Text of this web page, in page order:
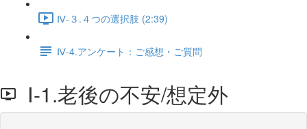
Ⅳ-３.４つの選択肢 (2:39)
Ⅳ-4.アンケート：ご感想・ご質問
Ⅰ-1.老後の不安/想定外